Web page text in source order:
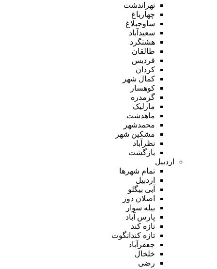
تهراندشت
چهارباغ
ساوجبلاغ
سعیدآباد
هشتگرد
طالقان
فردیس
کردان
کمال شهر
کوهسار
گرمدره
مارلیک
ماهدشت
محمدشهر
مشکین شهر
نظرآباد
بازگشت
اردبیل
تمام شهر‌ها
اردبیل
آبی بیگلو
اصلان دوز
بیله سوار
پارس آباد
تازه کند
تازه کندانگوت
جعفرآباد
خلخال
رضی